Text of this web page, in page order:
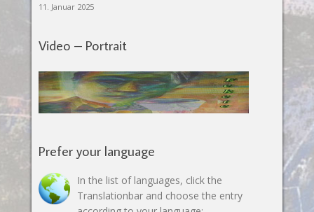
11. Januar 2025
Video – Portrait
Prefer your language
In the list of languages, click the
Translationbar and choose the entry